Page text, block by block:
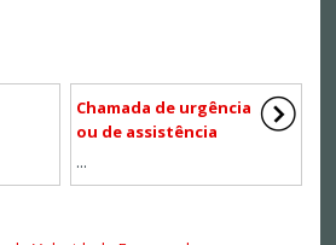
Chamada de urgência
ou de assistência
...